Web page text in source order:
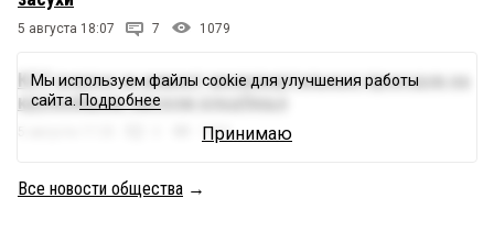
5 августа 18:07 7 1079
КСУ взялся за ремонт межквартальных проездов на
крупнейшем омском кладбище
1393
Все новости общества →
Мы используем файлы cookie для улучшения работы
сайта. Подробнее
Принимаю